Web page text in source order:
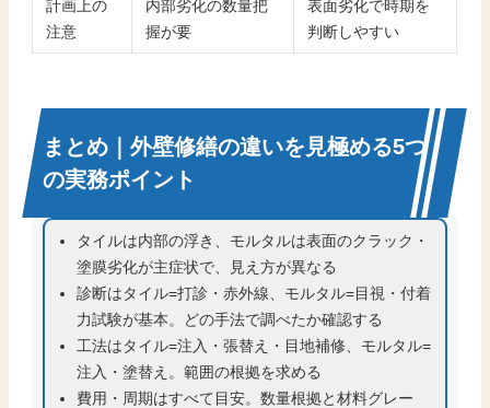
計画上の
注意
内部劣化の数量把
握が要
表面劣化で時期を
判断しやすい
まとめ｜外壁修繕の違いを見極める5つ
の実務ポイント
タイルは内部の浮き、モルタルは表面のクラック・
塗膜劣化が主症状で、見え方が異なる
診断はタイル=打診・赤外線、モルタル=目視・付着
力試験が基本。どの手法で調べたか確認する
工法はタイル=注入・張替え・目地補修、モルタル=
注入・塗替え。範囲の根拠を求める
費用・周期はすべて目安。数量根拠と材料グレー